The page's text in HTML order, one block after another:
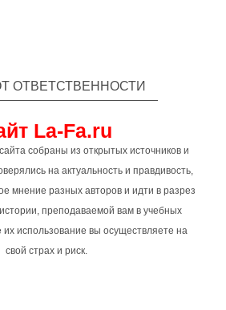
ОТВЕТСТВЕННОСТИ
La-Fa.ru
собраны из открытых источников и
на актуальность и правдивость,
мнение разных авторов и идти в разрез
преподаваемой вам в учебных
использование вы осуществляете на
свой страх и риск.